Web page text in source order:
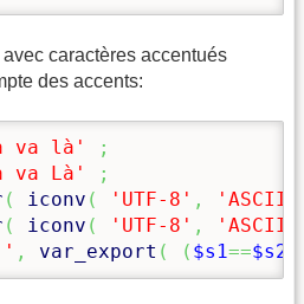
caractères accentués
des accents:
va là'
;
va Là'
;
( iconv ( 'UTF-8' ,
'ASCII//
( iconv ( 'UTF-8' ,
'ASCII//
' , var_export ( ( $s1==$s2